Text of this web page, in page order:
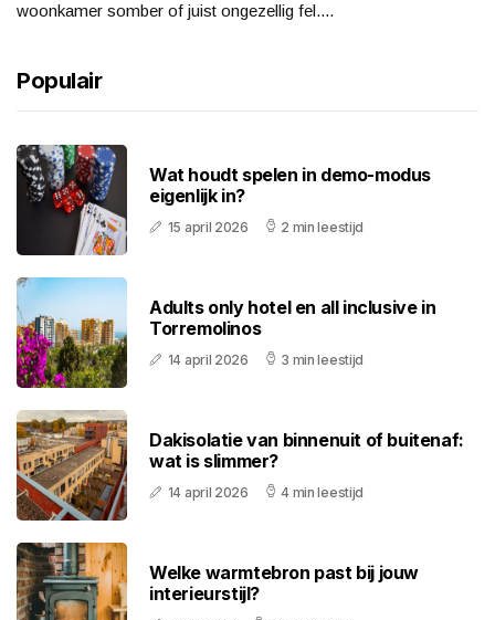
woonkamer somber of juist ongezellig fel....
Populair
Wat houdt spelen in demo-modus
eigenlijk in?
15 april 2026 2 min leestijd
Adults only hotel en all inclusive in
Torremolinos
14 april 2026 3 min leestijd
Dakisolatie van binnenuit of buitenaf:
wat is slimmer?
14 april 2026 4 min leestijd
Welke warmtebron past bij jouw
interieurstijl?